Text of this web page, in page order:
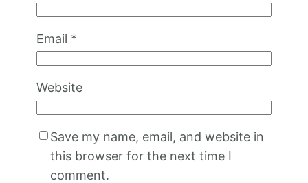
Email *
Website
Save my name, email, and website in
this browser for the next time I
comment.